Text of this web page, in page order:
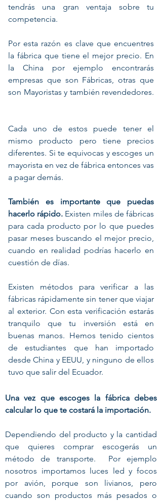
tendrás una gran ventaja sobre tu
competencia.
Por esta razón es clave que encuentres
la fábrica que tiene el mejor precio. En
la China por ejemplo encontrarás
empresas que son Fábricas, otras que
son Mayoristas y también revendedores.
Cada uno de estos puede tener el
mismo producto pero tiene precios
diferentes. Si te equivocas y escoges un
mayorista en vez de fábrica entonces vas
a pagar demás.
También es importante que puedas
hacerlo rápido. Existen miles de fábricas
para cada producto por lo que puedes
pasar meses buscando el mejor precio,
cuando en realidad podrías hacerlo en
cuestión de días.
Existen métodos para verificar a las
fábricas rápidamente sin tener que viajar
al exterior. Con esta verificación estarás
tranquilo que tu inversión está en
buenas manos. Hemos tenido cientos
de estudiantes que han importado
desde China y EEUU, y ninguno de ellos
tuvo que salir del Ecuador.
Una vez que escoges la fábrica debes
calcular lo que te costará la importación.
Dependiendo del producto y la cantidad
que quieres comprar escogerás un
método de transporte. Por ejemplo
nosotros importamos luces led y focos
por avión, porque son livianos, pero
cuando son productos más pesados o